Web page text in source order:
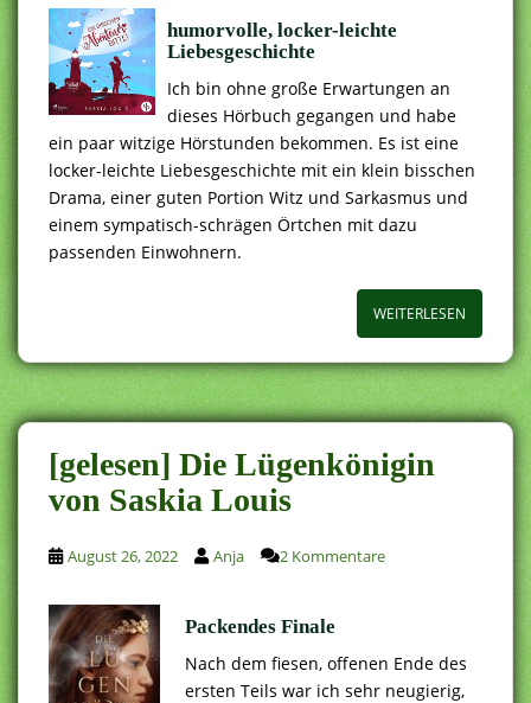
humorvolle, locker-leichte
Liebesgeschichte
Ich bin ohne große Erwartungen an
dieses Hörbuch gegangen und habe
ein paar witzige Hörstunden bekommen. Es ist eine
locker-leichte Liebesgeschichte mit ein klein bisschen
Drama, einer guten Portion Witz und Sarkasmus und
einem sympatisch-schrägen Örtchen mit dazu
passenden Einwohnern.
WEITERLESEN
[gelesen] Die Lügenkönigin
von Saskia Louis
August 26, 2022 Anja 2 Kommentare
Packendes Finale
Nach dem fiesen, offenen Ende des
ersten Teils war ich sehr neugierig,